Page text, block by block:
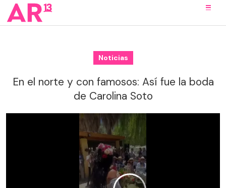
Noticias
En el norte y con famosos: Así fue la boda
de Carolina Soto